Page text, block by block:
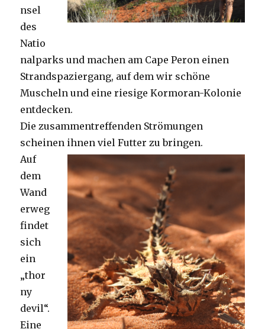
nsel
des
Natio
nalparks und machen am Cape Peron einen
Strandspaziergang, auf dem wir schöne
Muscheln und eine riesige Kormoran-Kolonie
entdecken.
Die zusammentreffenden Strömungen
scheinen ihnen viel Futter zu bringen.
Auf
dem
Wand
erweg
findet
sich
ein
„thor
ny
devil“.
Eine